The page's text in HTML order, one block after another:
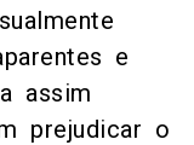
e
assim
prejudicar o